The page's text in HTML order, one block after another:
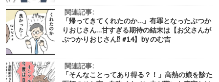
関連記事:
「帰ってきてくれたのか…」有罪となったぶつか
りおじさん…甘すぎる期待の結末は【お父さんが
ぶつかりおじさん⁉︎ #14】by のむ吉
関連記事:
「そんなことってあり得る？！」高熱の娘を診た